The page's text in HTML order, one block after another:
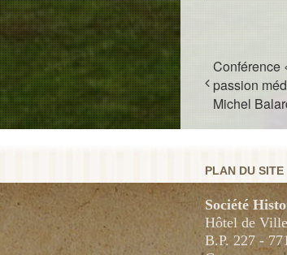
Conférence
passion
Michel
PLAN DU SITE
Société
Hôtel de Ville
B.P. 227 -